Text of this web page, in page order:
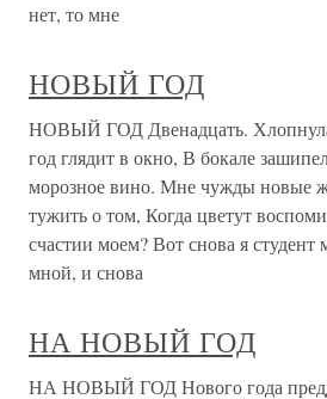
нет, то мне
НОВЫЙ ГОД
НОВЫЙ ГОД Двенадцать.
год глядит в окно, В бокале
морозное вино. Мне чужды новые
тужить о том, Когда цветут
счастии моем? Вот снова я
мной, и снова
НА НОВЫЙ ГОД
НА НОВЫЙ ГОД Нового года